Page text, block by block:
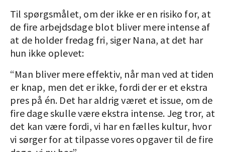
Til spørgsmålet, om der ikke er en risiko for, at
de fire arbejdsdage blot bliver mere intense af
at de holder fredag fri, siger Nana, at det har
hun ikke oplevet:
“Man bliver mere effektiv, når man ved at tiden
er knap, men det er ikke, fordi der er et ekstra
pres på én. Det har aldrig været et issue, om de
fire dage skulle være ekstra intense. Jeg tror, at
det kan være fordi, vi har en fælles kultur, hvor
vi sørger for at tilpasse vores opgaver til de fire